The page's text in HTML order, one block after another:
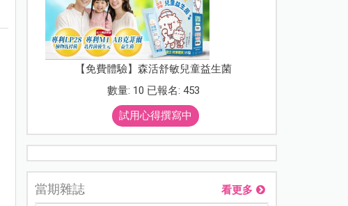
【免費體驗】森活舒敏兒童益生菌
數量: 10 已報名: 453
試用心得撰寫中
當期雜誌 看更多